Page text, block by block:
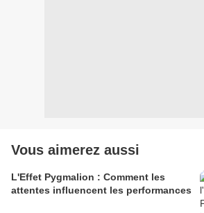
Vous aimerez aussi
L'Effet Pygmalion : Comment les
attentes influencent les performances